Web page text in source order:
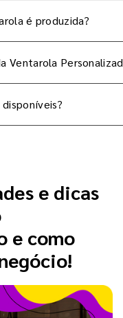
é produzida?
Ventarola
e dicas
e como